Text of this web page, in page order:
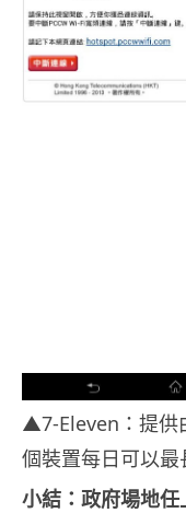
▲7-Eleven：提供
個裝置每日可以最
小結：政府場地任